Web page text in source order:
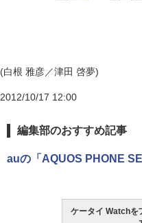
(白根 雅彦／津田 啓夢)
2012/10/17 12:00
編集部のおすすめ記事
auの「AQUOS PHONE
ケータイ Watchを